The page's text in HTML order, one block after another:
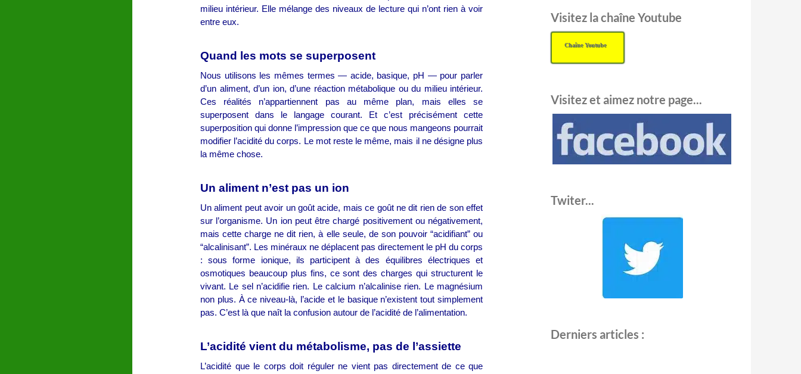
milieu intérieur. Elle mélange des niveaux de lecture qui n’ont rien à voir
entre eux.
Quand les mots se superposent
Nous utilisons les mêmes termes — acide, basique, pH — pour parler
d’un aliment, d’un ion, d’une réaction métabolique ou du milieu intérieur.
Ces réalités n’appartiennent pas au même plan, mais elles se
superposent dans le langage courant. Et c’est précisément cette
superposition qui donne l’impression que ce que nous mangeons pourrait
modifier l’acidité du corps. Le mot reste le même, mais il ne désigne plus
la même chose.
Un aliment n’est pas un ion
Un aliment peut avoir un goût acide, mais ce goût ne dit rien de son effet
sur l’organisme. Un ion peut être chargé positivement ou négativement,
mais cette charge ne dit rien, à elle seule, de son pouvoir “acidifiant” ou
“alcalinisant”. Les minéraux ne déplacent pas directement le pH du corps
: sous forme ionique, ils participent à des équilibres électriques et
osmotiques beaucoup plus fins, ce sont des charges qui structurent le
vivant. Le sel n’acidifie rien. Le calcium n’alcalinise rien. Le magnésium
non plus. À ce niveau‑là, l’acide et le basique n’existent tout simplement
pas. C’est là que naît la confusion autour de l’acidité de l’alimentation.
L’acidité vient du métabolisme, pas de l’assiette
L’acidité que le corps doit réguler ne vient pas directement de ce que
Visitez la chaîne Youtube
Chaîne Youtube
Visitez et aimez notre page...
Twiter...
Derniers articles :